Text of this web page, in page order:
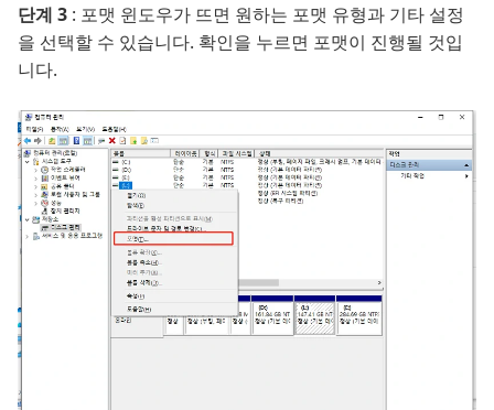
단계 3 : 포맷 윈도우가 뜨면 원하는 포맷 유형과 기타 설정
을 선택할 수 있습니다. 확인을 누르면 포맷이 진행될 것입
니다.